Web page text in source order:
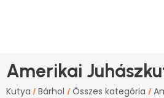
Amerikai
Kutya / Bárhol / Összes kategória /